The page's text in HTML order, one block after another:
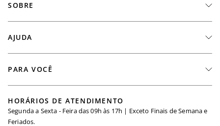
SOBRE
Seja um Revendedor
Igualdade Salarial
AJUDA
Minha Conta
Trocas
PARA VOCÊ
Maternidade
HORÁRIOS DE ATENDIMENTO
Segunda a Sexta - Feira das 09h às 17h | Exceto Finais de Semana e
Feriados.